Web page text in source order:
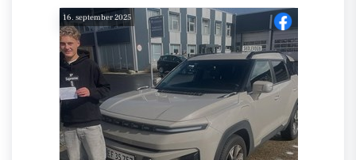
16. september 2025